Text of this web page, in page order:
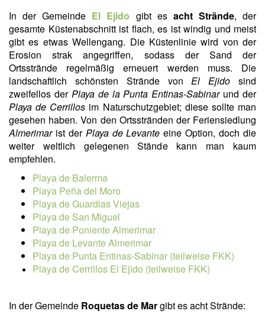
In der Gemeinde El Ejido gibt es acht Strände, der
gesamte Küstenabschnitt ist flach, es ist windig und meist
gibt es etwas Wellengang. Die Küstenlinie wird von der
Erosion strak angegriffen, sodass der Sand der
Ortsstrände regelmäßig erneuert werden muss. Die
landschaftlich schönsten Strände vonEl Ejido sind
zweifellos der Playa de la Punta Entinas-Sabinarund der
Playa de Cerrillos im Naturschutzgebiet; diese sollte man
gesehen haben. Von den Ortsstränden der Feriensiedlung
Almerimarist der Playa de Levante eine Option, doch die
weiter weltlich gelegenen Stände kann man kaum
empfehlen.
Playa de Balerma
Playa Peña del Moro
Playa de Guardias Viejas
Playa de San Miguel
Playa de Poniente Almerimar
Playa de Levante Almerimar
Playa de Punta Entinas-Sabinar (teilweise FKK)
Playa de Cerrillos El Ejido (teilweise FKK)
In der Gemeinde Roquetas de Margibt es acht Strände: